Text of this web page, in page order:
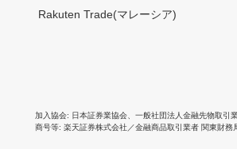
Rakuten Trade(マレーシア)
加入協会 日本証券業協会 一般社団法人金融先物取引
商号等 楽天証券株式会社／金融商品取引業者 関東財